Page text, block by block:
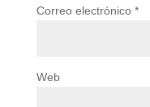
Correo electrónico *
Web